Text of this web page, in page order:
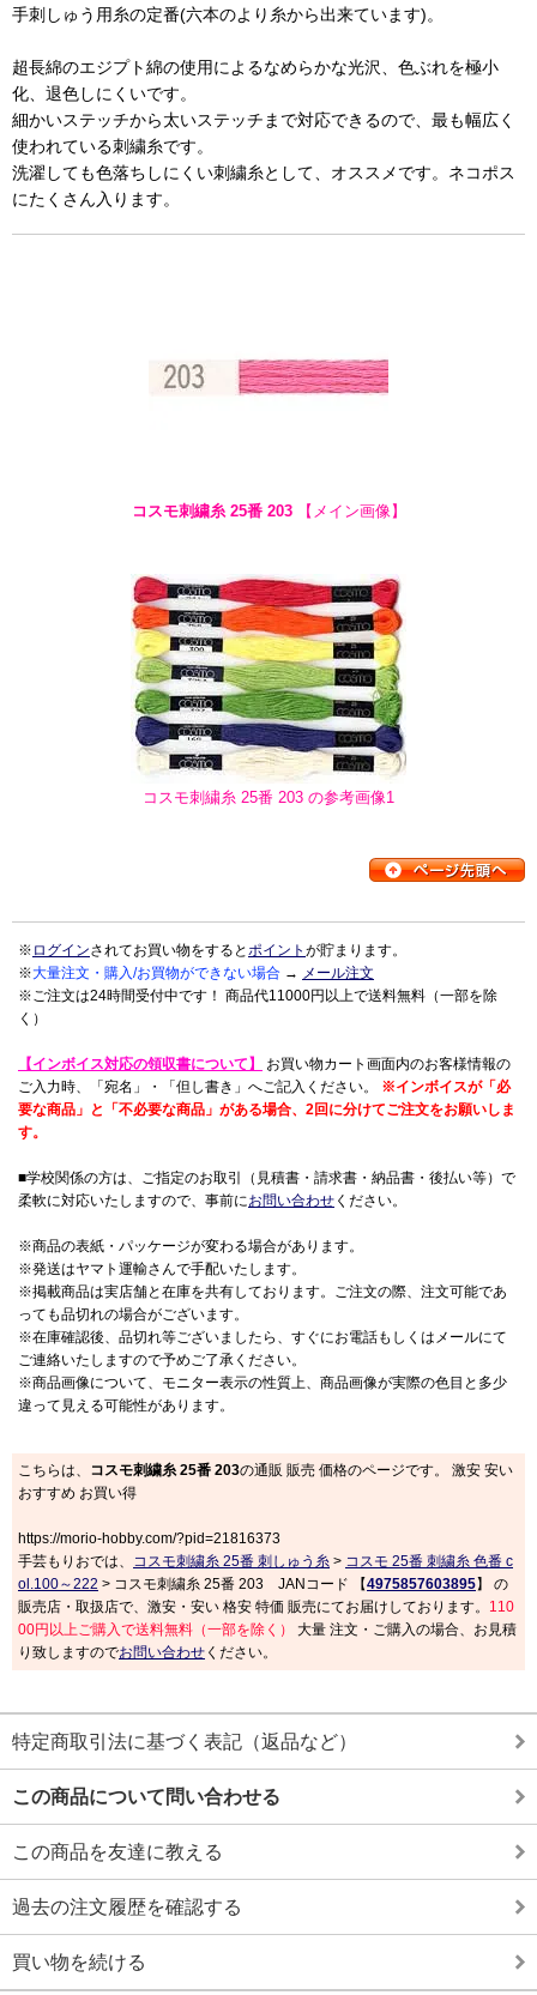
手刺しゅう用糸の定番(六本のより糸から出来ています)。
超長綿のエジプト綿の使用によるなめらかな光沢、色ぶれを極小
化、退色しにくいです。
細かいステッチから太いステッチまで対応できるので、最も幅広く
使われている刺繍糸です。
洗濯しても色落ちしにくい刺繍糸として、オススメです。ネコポス
にたくさん入ります。
コスモ刺繍糸 25番 203【メイン画像】
コスモ刺繍糸 25番 203 の参考画像1
※ ログインされてお買い物をするとポイント が貯まります。
※大量注文・購入/お買物ができない場合 → メール注文
※ご注文は24時間受付中です！ 商品代11000円以上で送料無料（一部を除
く）
【インボイス対応の領収書について】
お買い物カート画面内のお客様情報の
ご入力時、「宛名」・「但し書き」へご記入ください。 ※インボイスが「必
要な商品」と「不必要な商品」がある場合、2回に分けてご注文をお願いしま
す。
■学校関係の方は、ご指定のお取引（見積書・請求書・納品書・後払い等）で
柔軟に対応いたしますので、事前にお問い合わせ ください。
※商品の表紙・パッケージが変わる場合があります。
※発送はヤマト運輸さんで手配いたします。
※掲載商品は実店舗と在庫を共有しております。ご注文の際、注文可能であ
っても品切れの場合がございます。
※在庫確認後、品切れ等ございましたら、すぐにお電話もしくはメールにて
ご連絡いたしますので予めご了承ください。
※商品画像について、モニター表示の性質上、商品画像が実際の色目と多少
違って見える可能性があります。
こちらは、 コスモ刺繍糸 25番 203の通販 販売 価格のページです。 激安 安い
おすすめ お買い得
https://morio-hobby.com/?pid=21816373
手芸もりおでは、 コスモ刺繍糸 25番 刺しゅう糸 > コスモ 25番 刺繍糸 色番 c
ol.100～222 > コスモ刺繍糸 25番 203 JANコード 【4975857603895】 の
販売店・取扱店で、激安・安い 格安 特価 販売にてお届けしております。 110
00円以上ご購入で送料無料（一部を除く）
大量 注文・ご購入の場合、お見積
り致しますのでお問い合わせ ください。
特定商取引法に基づく表記（返品など）
この商品について問い合わせる
この商品を友達に教える
過去の注文履歴を確認する
買い物を続ける